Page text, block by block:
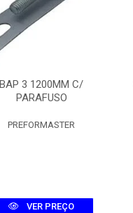
BAP 3 1200MM C/
PARAFUSO
PREFORMASTER
VER PREÇO